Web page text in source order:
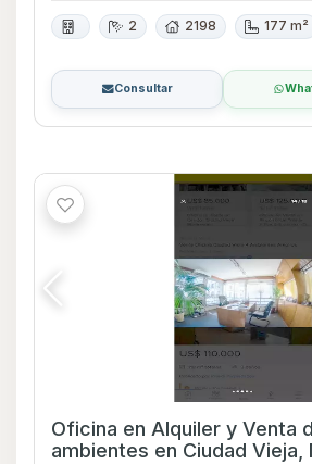
2 2198 177 m²
Consultar
Oficina en Alquiler y Venta
ambientes en Ciudad